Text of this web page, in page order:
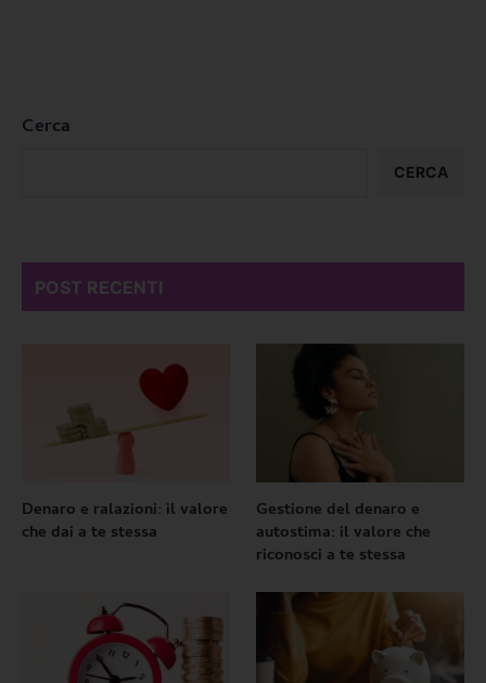
Cerca
CERCA
POST RECENTI
Denaro e ralazioni: il valore
che dai a te stessa
Gestione del denaro e
autostima: il valore che
riconosci a te stessa